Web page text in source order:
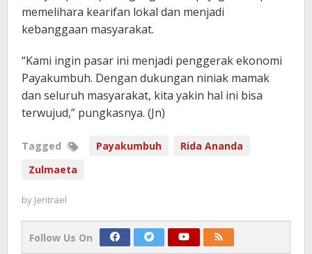
memelihara kearifan lokal dan menjadi
kebanggaan masyarakat.
“Kami ingin pasar ini menjadi penggerak ekonomi
Payakumbuh. Dengan dukungan niniak mamak
dan seluruh masyarakat, kita yakin hal ini bisa
terwujud,” pungkasnya. (Jn)
Tagged Payakumbuh
Rida Ananda
Zulmaeta
by Jentrael
Follow Us On